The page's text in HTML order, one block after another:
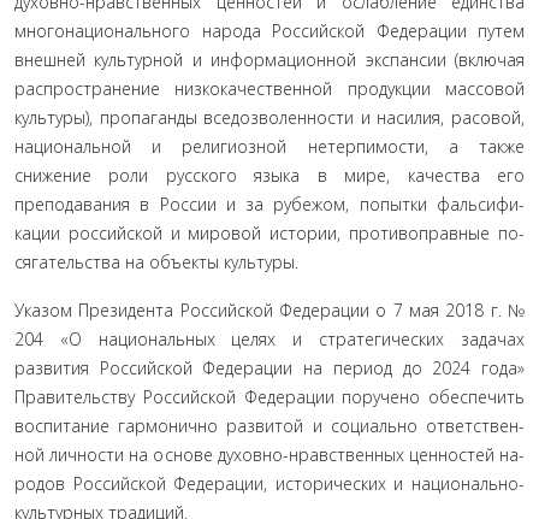
многонационального народа Российской Федерации путем
внешней культурной и информационной экспансии (включая
распространение низкокачественной продукции массовой
культуры), пропаганды вседозволенности и наси­лия, расовой,
национальной и религиозной нетерпимости, а также
снижение роли русского языка в мире, качества его
преподавания в России и за рубежом, попытки фальсифи­
кации российской и мировой истории, противоправные по­
сягательства на объекты культуры.
Указом Президента Российской Федерации о 7 мая 2018 г. №
204 «О национальных целях и стратегических задачах
развития Российской Федерации на период до 2024 года»
Правительству Российской Федерации поручено обеспечить
воспитание гармонично развитой и социально ответствен­
ной личности на основе духовно-нравственных ценностей на­
родов Российской Федерации, исторических и национально­
культурных традиций.